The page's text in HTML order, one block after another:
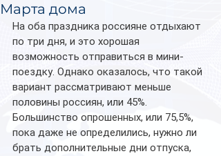
Марта дома
На оба праздника россияне отдыхают
по три дня, и это хорошая
возможность отправиться в мини-
поездку. Однако оказалось, что такой
вариант рассматривают меньше
половины россиян, или 45%.
Большинство опрошенных, или 75,5%,
пока даже не определились, нужно ли
брать дополнительные дни отпуска,